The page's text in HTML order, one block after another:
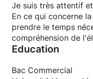
Je suis très attentif
En ce qui concerne
prendre le temps
compréhension de
Education
Bac Commercial